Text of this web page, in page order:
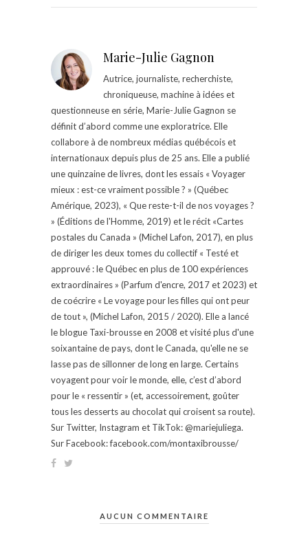
Marie-Julie Gagnon
Autrice, journaliste, recherchiste,
chroniqueuse, machine à idées et
questionneuse en série, Marie-Julie Gagnon se
définit d’abord comme une exploratrice. Elle
collabore à de nombreux médias québécois et
internationaux depuis plus de 25 ans. Elle a publié
une quinzaine de livres, dont les essais « Voyager
mieux : est-ce vraiment possible ? » (Québec
Amérique, 2023), « Que reste-t-il de nos voyages ?
» (Éditions de l'Homme, 2019) et le récit «Cartes
postales du Canada » (Michel Lafon, 2017), en plus
de diriger les deux tomes du collectif « Testé et
approuvé : le Québec en plus de 100 expériences
extraordinaires » (Parfum d'encre, 2017 et 2023) et
de coécrire « Le voyage pour les filles qui ont peur
de tout », (Michel Lafon, 2015 / 2020). Elle a lancé
le blogue Taxi-brousse en 2008 et visité plus d'une
soixantaine de pays, dont le Canada, qu'elle ne se
lasse pas de sillonner de long en large. Certains
voyagent pour voir le monde, elle, c’est d’abord
pour le « ressentir » (et, accessoirement, goûter
tous les desserts au chocolat qui croisent sa route).
Sur Twitter, Instagram et TikTok: @mariejuliega.
Sur Facebook: facebook.com/montaxibrousse/
AUCUN COMMENTAIRE